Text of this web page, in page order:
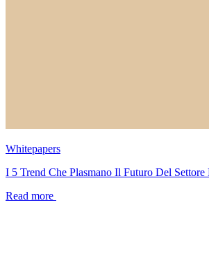
Whitepapers
I 5 Trend Che Plasmano Il Futuro Del
Read more